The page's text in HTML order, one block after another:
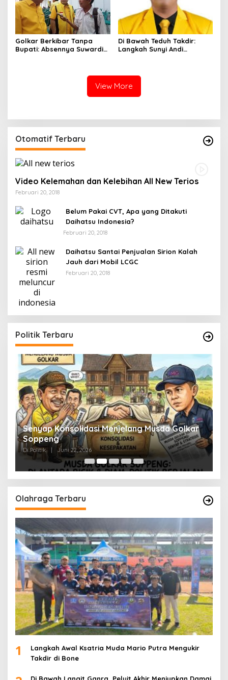
Golkar Berkibar Tanpa
Bupati: Absennya Suwardi
Di Bawah Teduh Takdir:
Langkah Sunyi Andi
View More
Otomatif Terbaru
Video Kelemahan dan Kelebihan All New Terios
Februari 20, 2018
Belum Pakai CVT, Apa yang Ditakuti
Daihatsu Indonesia?
Februari 20, 2018
Daihatsu Santai Penjualan Sirion Kalah
Jauh dari Mobil LCGC
Februari 20, 2018
Politik Terbaru
Senyap Konsolidasi Menjelang Musda Golkar
Soppeng
Di Politik | Juni 22, 2026
Olahraga Terbaru
1
Langkah Awal Ksatria Muda Mario Putra Mengukir
Takdir di Bone